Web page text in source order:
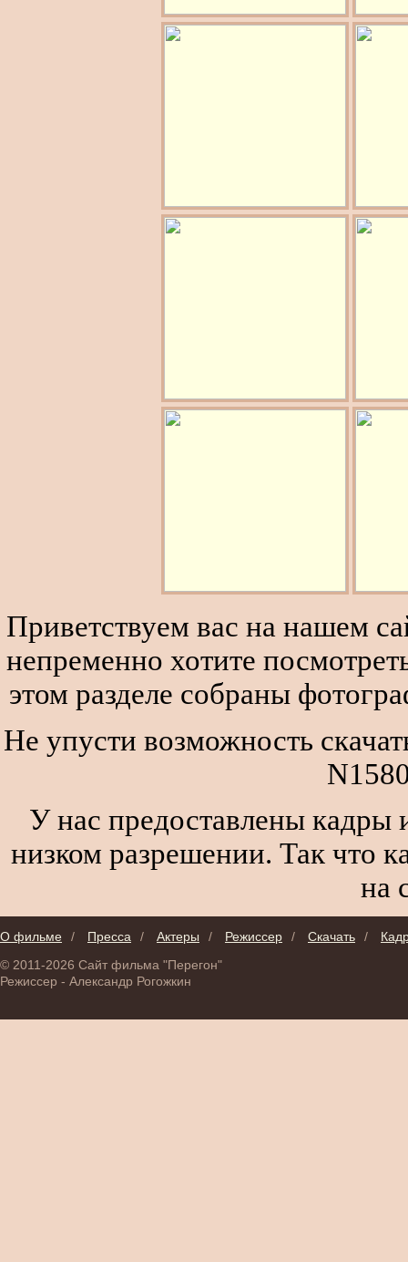
Приветствуем вас на нашем
непременно хотите
этом разделе собраны
Не упусти возможность
У нас предоставлены кадры
низком разрешении. Так что
на
О фильме / Пресса / Актеры / Режиссер / Скачать /
© 2011-2026 Сайт фильма "Перегон"
Режиссер - Александр Рогожкин